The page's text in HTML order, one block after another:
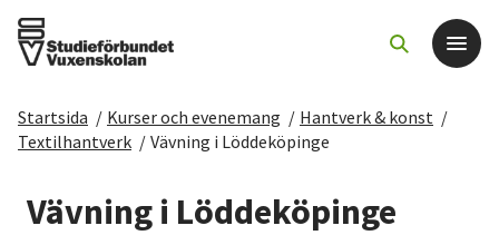
Det här gör vi
För dig som
Startsida / Kurser och evenemang / Hantverk & konst /
Textilhantverk / Vävning i Löddeköpinge
Vävning i Löddeköpinge